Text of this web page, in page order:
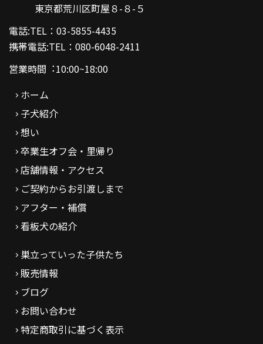
東京都荒川区町屋８-８-５
電話:TEL：03-5855-4435
携帯電話:TEL：080-6048-2411
営業時間︓10:00~18:00
ホーム
子犬紹介
想い
卒業生オフ会・里帰り
店舗情報・アクセス
ご契約からお引渡しまで
アフター・補償
看板犬の紹介
巣立っていった子供たち
販売情報
ブログ
お問い合わせ
特定商取引に基づく表示